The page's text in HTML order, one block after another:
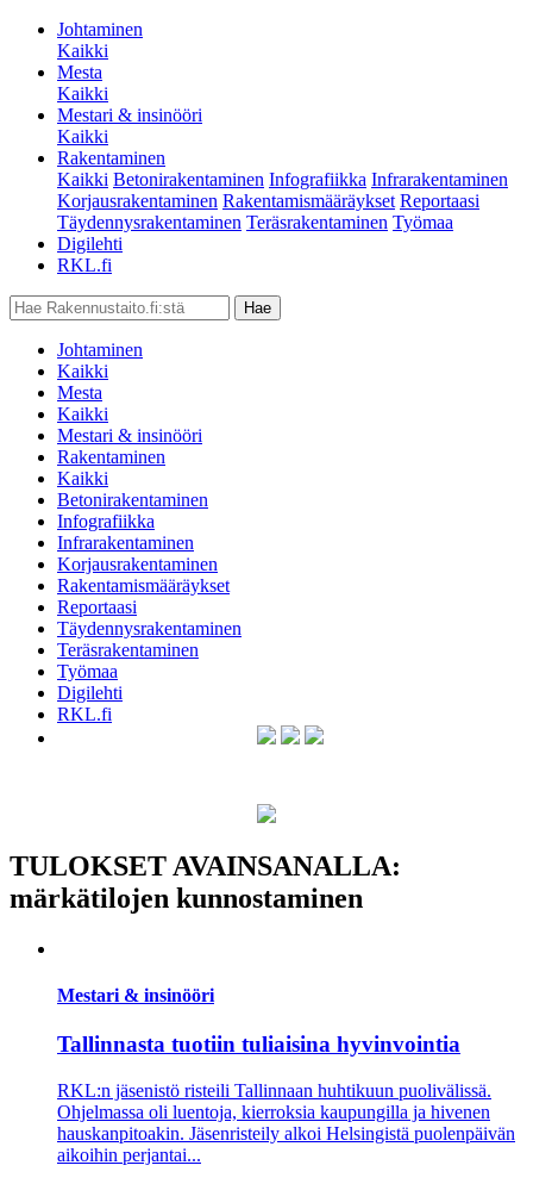
Johtaminen
Kaikki
Mesta
Kaikki
Mestari & insinööri
Kaikki
Rakentaminen
Kaikki Betonirakentaminen Infografiikka Infrarakentaminen
Korjausrakentaminen Rakentamismääräykset Reportaasi
Täydennysrakentaminen Teräsrakentaminen Työmaa
Digilehti
RKL.fi
Johtaminen
Kaikki
Mesta
Kaikki
Mestari & insinööri
Rakentaminen
Kaikki
Betonirakentaminen
Infografiikka
Infrarakentaminen
Korjausrakentaminen
Rakentamismääräykset
Reportaasi
Täydennysrakentaminen
Teräsrakentaminen
Työmaa
Digilehti
RKL.fi
TULOKSET AVAINSANALLA:
märkätilojen kunnostaminen
Mestari & insinööri
Tallinnasta tuotiin tuliaisina hyvinvointia
RKL:n jäsenistö risteili Tallinnaan huhtikuun puolivälissä.
Ohjelmassa oli luentoja, kierroksia kaupungilla ja hivenen
hauskanpitoakin. Jäsenristeily alkoi Helsingistä puolenpäivän
aikoihin perjan­tai...